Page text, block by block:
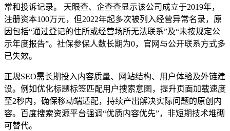
常和投诉记录。 天眼查、企查查显示该公司成立于2019年，
注册资本100万元，但2022年起多次被列入经营异常名录，原
因包括“通过登记的住所或经营场所无法联系”及“未按规定公
示年度报告”。社保参保人数长期为0，官网与公开联系方式多
已失效。
正规SEO需长期投入内容质量、网站结构、用户体验及外链建
设。例如优化标题标签匹配用户搜索意图，提升页面加载速度
至2秒内，确保移动端适配，持续产出解决实际问题的原创内
容。百度搜索资源平台强调“优质内容优先”，非短期技术堆砌
可替代。